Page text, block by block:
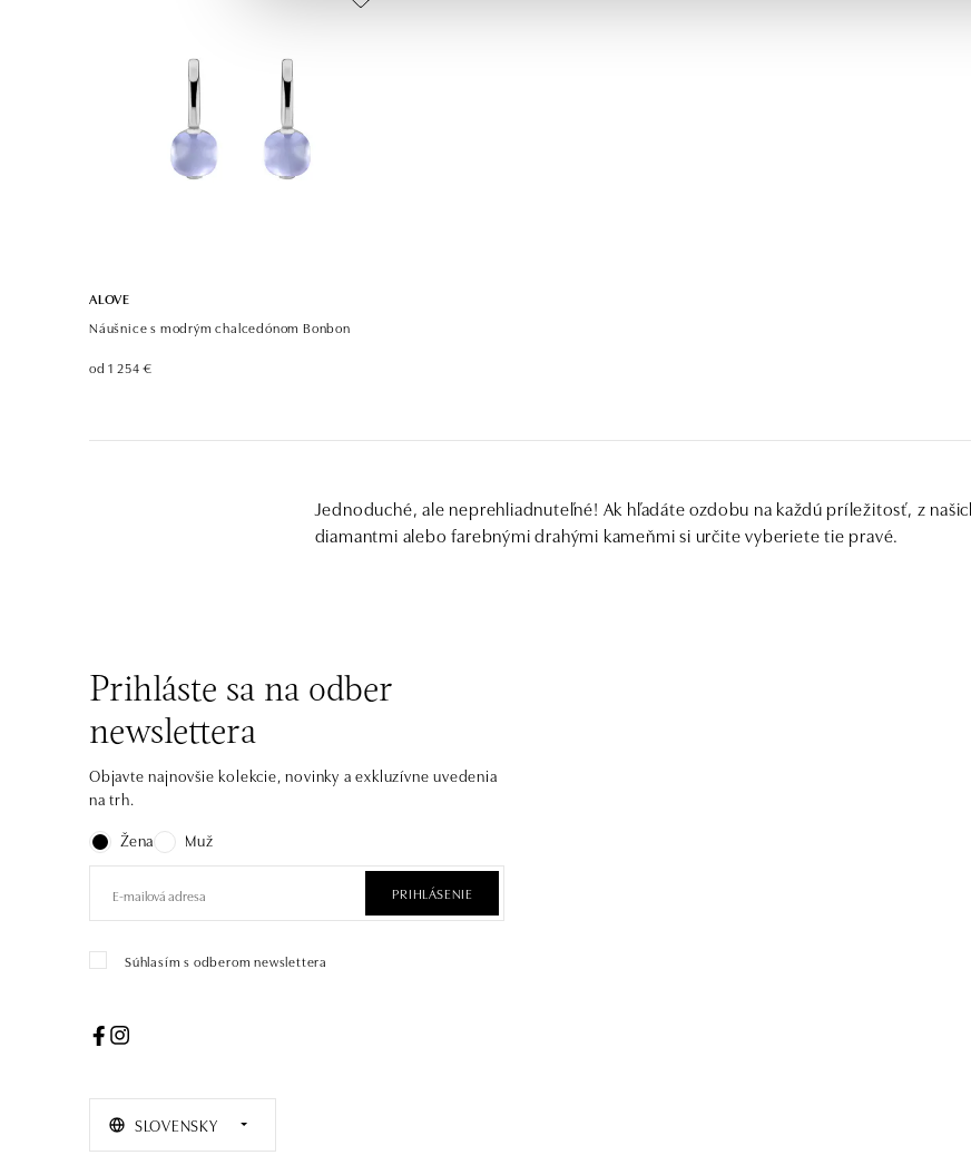
ALOVE
Náušnice s modrým chalcedónom Bonbon
od 1 254 €
Jednoduché, ale neprehliadnuteľné! Ak hľadáte ozdobu na každú príležitosť, z
diamantmi alebo farebnými drahými kameňmi si určite vyberiete tie pravé.
Prihláste sa na odber
newslettera
Objavte najnovšie kolekcie, novinky a exkluzívne uvedenia
na trh.
Žena
Muž
PRIHLÁSENIE
Súhlasím s odberom newslettera
SLOVENSKY